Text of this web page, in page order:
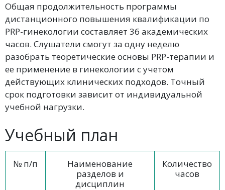
Общая продолжительность программы
дистанционного повышения квалификации по
PRP-гинекологии составляет 36 академических
часов. Слушатели смогут за одну неделю
разобрать теоретические основы PRP-терапии и
ее применение в гинекологии с учетом
действующих клинических подходов. Точный
срок подготовки зависит от индивидуальной
учебной нагрузки.
Учебный план
№ п/п
Наименование
разделов и
дисциплин
Количество
часов